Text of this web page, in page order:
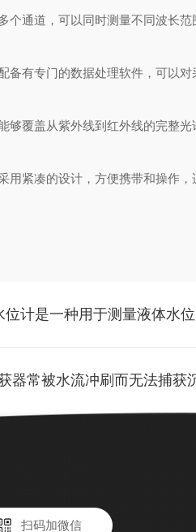
通道，可以同时测量不同波长范
有专门的数据处理软件，可以对
覆盖从紫外线到红外线的完整光
紧凑的设计，方便携带和操作，
位计是一种用于测量液体水
器常被水流冲刷而无法捕获
扫码加微信